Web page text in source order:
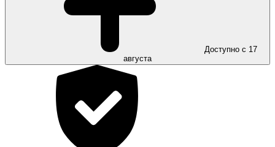
Доступно с 17
августа